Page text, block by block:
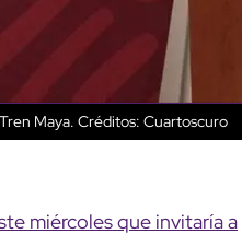
Maya. Créditos: Cuartoscuro
miércoles que invitaría a